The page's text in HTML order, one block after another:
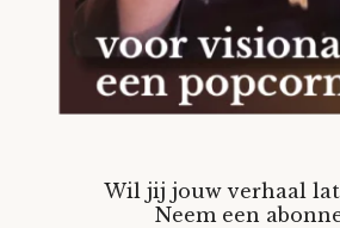
Wil jij jouw verhaal
Neem een